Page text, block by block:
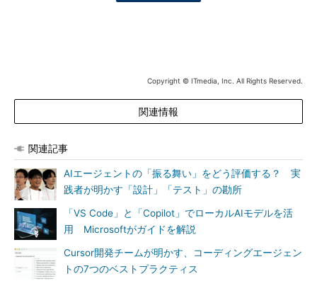
Copyright © ITmedia, Inc. All Rights Reserved.
関連情報
関連記事
AIエージェントの「振る舞い」をどう評価する？ 実
践者が明かす「設計」「テスト」の勘所
「VS Code」と「Copilot」でローカルAIモデルを活
用 Microsoftがガイドを解説
Cursor開発チームが明かす、コーディングエージェン
トの7つのベストプラクティス